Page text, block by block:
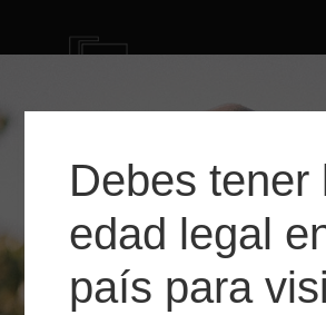
Debes tener
edad legal
país para